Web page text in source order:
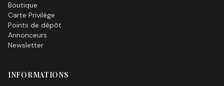
Boutique
Carte Privilège
Points de dépôt
Annonceurs
Newsletter
INFORMATIONS